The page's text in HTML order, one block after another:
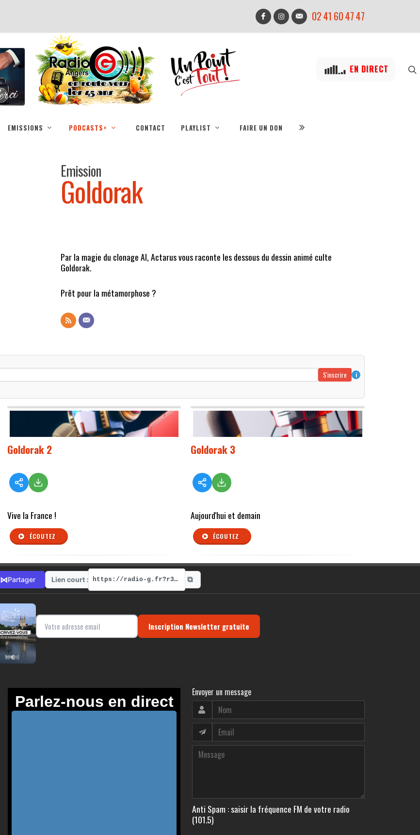
02 41 60 47 47
EN DIRECT
EMISSIONS PODCASTS+ CONTACT PLAYLIST FAIRE UN DON
Emission
Goldorak
Par la magie du clonage AI, Actarus vous raconte les dessous du dessin animé culte
Goldorak.
Prêt pour la métamorphose ?
S'inscrire
i
Goldorak 2
Vive la France !
ÉCOUTEZ
Goldorak 3
Aujourd'hui et demain
ÉCOUTEZ
⋈Partager Lien court : https://radio-g.fr?r371 ⧉
Inscription Newsletter gratuite
Envoyer un message
Anti Spam : saisir la fréquence FM de votre radio
(101.5)